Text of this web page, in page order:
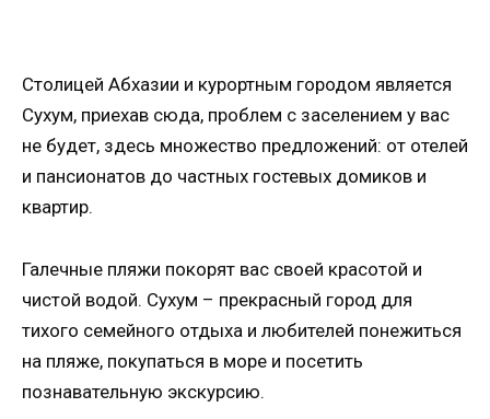
Столицей Абхазии и курортным городом является
Сухум, приехав сюда, проблем с заселением у вас
не будет, здесь множество предложений: от отелей
и пансионатов до частных гостевых домиков и
квартир.
Галечные пляжи покорят вас своей красотой и
чистой водой. Сухум – прекрасный город для
тихого семейного отдыха и любителей понежиться
на пляже, покупаться в море и посетить
познавательную экскурсию.